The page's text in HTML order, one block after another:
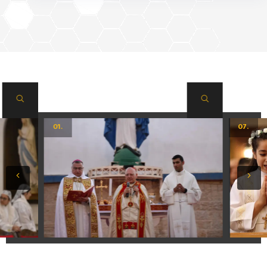
.07
.01